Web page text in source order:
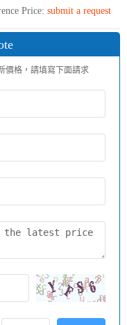
Price: submit a request
價格，請填寫下面請求